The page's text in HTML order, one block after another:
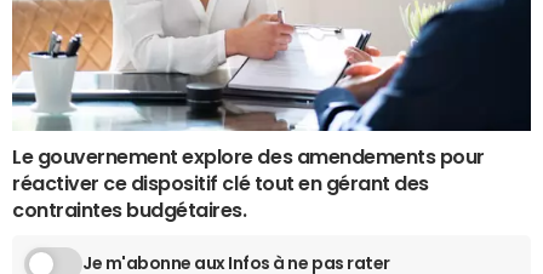
Le gouvernement explore des amendements pour
réactiver ce dispositif clé tout en gérant des
contraintes budgétaires.
Je m'abonne aux Infos à ne pas rater